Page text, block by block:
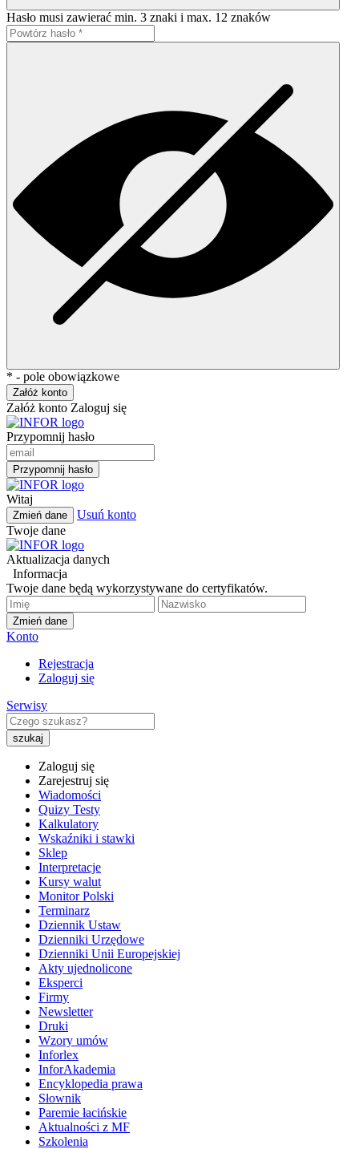
Hasło musi zawierać min. 3 znaki i max. 12 znaków
* - pole obowiązkowe
Załóż konto
Załóż konto Zaloguj się
Przypomnij hasło
Przypomnij hasło
Witaj
Zmień dane
Usuń konto
Twoje dane
Aktualizacja danych
Informacja
Twoje dane będą wykorzystywane do certyfikatów.
Zmień dane
Konto
Rejestracja
Zaloguj się
Serwisy
Zaloguj się
Zarejestruj się
Wiadomości
Quizy Testy
Kalkulatory
Wskaźniki i stawki
Sklep
Interpretacje
Kursy walut
Monitor Polski
Terminarz
Dziennik Ustaw
Dzienniki Urzędowe
Dzienniki Unii Europejskiej
Akty ujednolicone
Eksperci
Firmy
Newsletter
Druki
Wzory umów
Inforlex
InforAkademia
Encyklopedia prawa
Słownik
Paremie łacińskie
Aktualności z MF
Szkolenia